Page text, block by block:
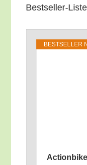
Bestseller-
BEST­SEL­LER